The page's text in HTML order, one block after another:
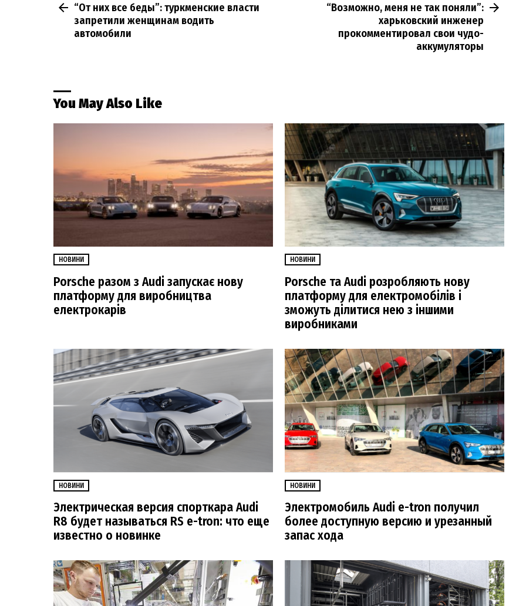
more“От них все беды”: туркменские власти
запретили женщинам водить
автомобили
“Возможно, меня не так поняли”:
харьковский инженер
прокомментировал свои чудо-
аккумуляторы
You May Also Like
НОВИНИ
Porsche разом з Audi запускає нову
платформу для виробництва
електрокарів
НОВИНИ
Porsche та Audi розробляють нову
платформу для електромобілів і
зможуть ділитися нею з іншими
виробниками
НОВИНИ
Электрическая версия спорткара Audi
R8 будет называться RS e-tron: что еще
известно о новинке
НОВИНИ
Электромобиль Audi e-tron получил
более доступную версию и урезанный
запас хода